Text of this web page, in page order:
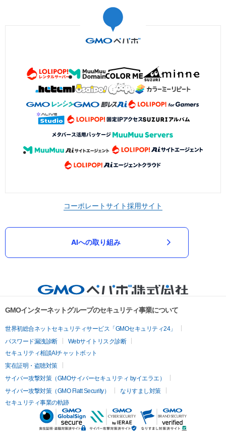
コーポレートサイト採用サイト
AIへの取り組み
GMOインターネットグループのセキュリティ事業について
世界初総合ネットセキュリティサービス「GMOセキュリティ24」
パスワード漏洩診断
Webサイトリスク診断
セキュリティ相談AIチャットボット
実在証明・盗聴対策
サイバー攻撃対策（GMOサイバーセキュリティ byイエラエ）
サイバー攻撃対策（GMO Flatt Security）
なりすまし対策
セキュリティ事業の軌跡